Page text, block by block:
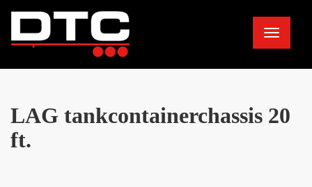
Toggle
navigation
LAG tankcontainerchassis 20
ft.